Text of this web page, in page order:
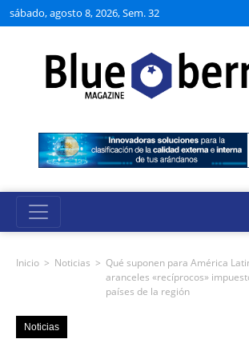
sábado, agosto 8, 2026, Sem. 32
Inicio > Noticias > Qué suponen para América
aranceles «recíprocos»
países de la región
Noticias